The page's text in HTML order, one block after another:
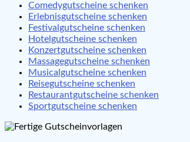
Comedygutscheine schenken
Erlebnisgutscheine schenken
Festivalgutscheine schenken
Hotelgutscheine schenken
Konzertgutscheine schenken
Massagegutscheine schenken
Musicalgutscheine schenken
Reisegutscheine schenken
Restaurantgutscheine schenken
Sportgutscheine schenken